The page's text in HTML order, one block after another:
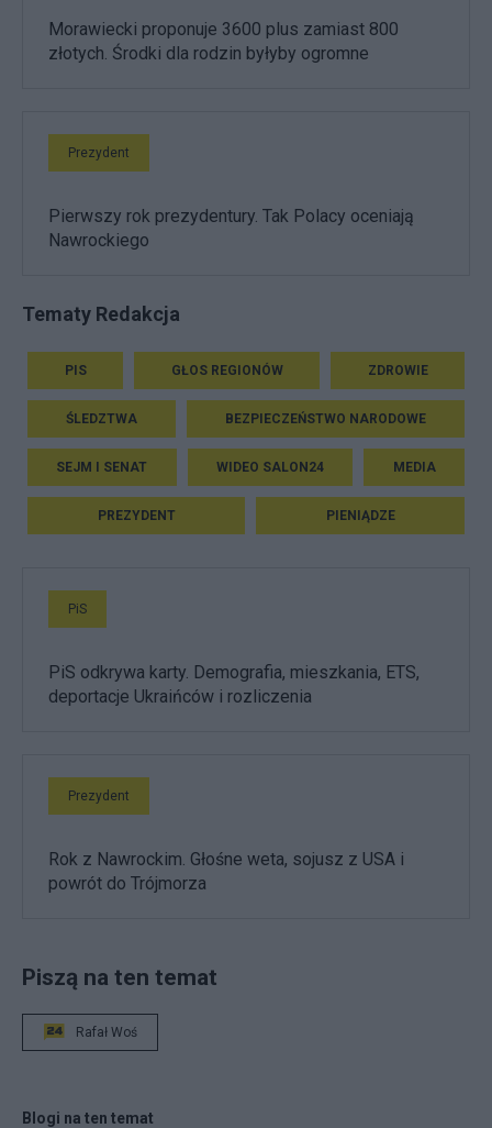
Morawiecki proponuje 3600 plus zamiast 800
złotych. Środki dla rodzin byłyby ogromne
Prezydent
Pierwszy rok prezydentury. Tak Polacy oceniają
Nawrockiego
Tematy Redakcja
PIS GŁOS REGIONÓW ZDROWIE
ŚLEDZTWA BEZPIECZEŃSTWO NARODOWE
SEJM I SENAT WIDEO SALON24 MEDIA
PREZYDENT PIENIĄDZE
PiS
PiS odkrywa karty. Demografia, mieszkania, ETS,
deportacje Ukraińców i rozliczenia
Prezydent
Rok z Nawrockim. Głośne weta, sojusz z USA i
powrót do Trójmorza
Piszą na ten temat
Rafał Woś
Blogi na ten temat